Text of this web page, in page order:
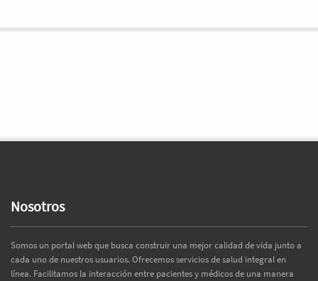
Nosotros
Somos un portal web que busca construir una mejor calidad de vida junto a
cada uno de nuestros usuarios. Ofrecemos servicios de salud integral en
línea. Facilitamos la interacción entre pacientes y médicos de una manera